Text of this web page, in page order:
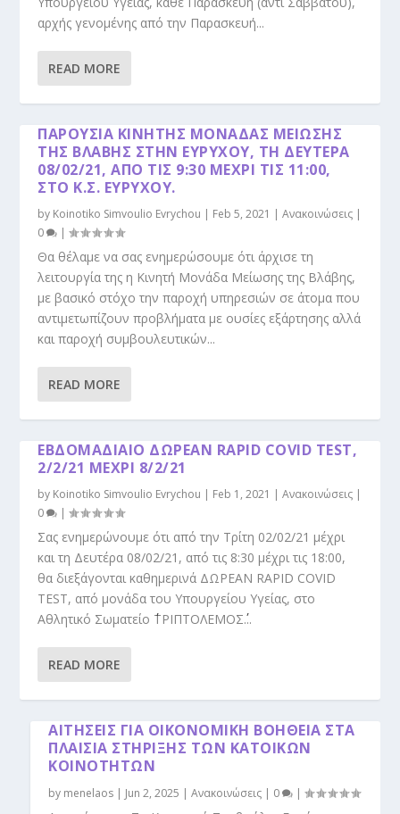
αρχής γενομένης από την Παρασκευή...
READ MORE
ΠΑΡΟΥΣΊΑ ΚΙΝΗΤΉΣ ΜΟΝΆΔΑΣ ΜΕΊΩΣΗΣ
ΤΗΣ ΒΛΆΒΗΣ ΣΤΗΝ ΕΥΡΎΧΟΥ, ΤΗ ΔΕΥΤΈΡΑ
08/02/21, ΑΠΌ ΤΙΣ 9:30 ΜΈΧΡΙ ΤΙΣ 11:00,
ΣΤΟ Κ.Σ. ΕΥΡΎΧΟΥ.
by Koinotiko Simvoulio Evrychou | Feb 5, 2021 |Ανακοινώσεις |
0
|
Θα θέλαμε να σας ενημερώσουμε ότι άρχισε τη
λειτουργία της η Κινητή Μονάδα Μείωσης της Βλάβης,
με βασικό στόχο την παροχή υπηρεσιών σε άτομα που
αντιμετωπίζουν προβλήματα με ουσίες εξάρτησης αλλά
και παροχή συμβουλευτικών...
READ MORE
ΕΒΔΟΜΑΔΙΑΙΟ ΔΩΡΕΑΝ RAPID COVID TEST,
2/2/21 ΜΕΧΡΙ 8/2/21
by Koinotiko Simvoulio Evrychou | Feb 1, 2021 |Ανακοινώσεις |
0
|
Σας ενημερώνουμε ότι από την Τρίτη 02/02/21 μέχρι
και τη Δευτέρα 08/02/21, από τις 8:30 μέχρι τις 18:00,
θα διεξάγονται καθημερινά ΔΩΡΕΑΝ RAPID COVID
TEST, από μονάδα του Υπουργείου Υγείας, στο
Αθλητικό Σωματείο ΄΄ΤΡΙΠΤΟΛΕΜΟΣ΄΄...
READ MORE
AΙΤΉΣΕΙΣ ΓΙΑ ΟΙΚΟΝΟΜΙΚΉ ΒΟΉΘΕΙΑ ΣΤΑ
ΠΛΑΊΣΙΑ ΣΤΉΡΙΞΗΣ ΤΩΝ ΚΑΤΟΊΚΩΝ
ΚΟΙΝΟΤΉΤΩΝ
by menelaos | Jun 2, 2025 |Ανακοινώσεις | 0 |